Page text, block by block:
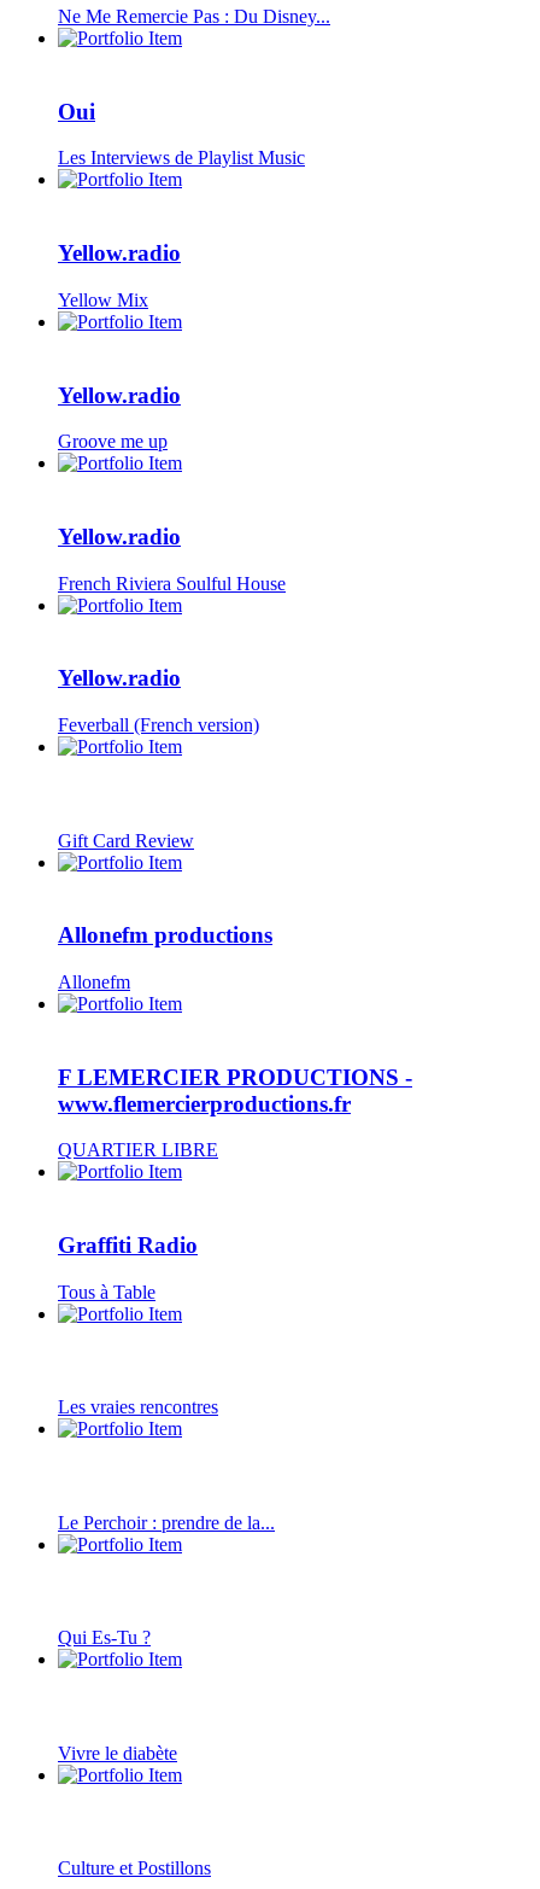
Ne Me Remercie Pas : Du Disney...
Oui
Les Interviews de Playlist Music
Yellow.radio
Yellow Mix
Yellow.radio
Groove me up
Yellow.radio
French Riviera Soulful House
Yellow.radio
Feverball (French version)
Gift Card Review
Allonefm productions
Allonefm
F LEMERCIER PRODUCTIONS -
www.flemercierproductions.fr
QUARTIER LIBRE
Graffiti Radio
Tous à Table
Les vraies rencontres
Le Perchoir : prendre de la...
Qui Es-Tu ?
Vivre le diabète
Culture et Postillons